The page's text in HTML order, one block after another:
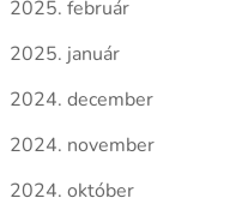
2025. február
2025. január
2024. december
2024. november
2024. október